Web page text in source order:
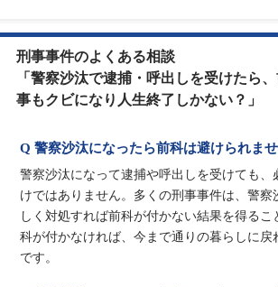
刑事事件のよくある相談
「警察沙汰で逮捕・呼出しを受けたら
事もクビになり人生終了しかない？」
Q 警察沙汰になったら前科は避けられま
警察沙汰になって逮捕や呼出しを受けても、
けではありません。多くの刑事事件は、警察
しく対処すれば前科が付かない結果を得るこ
科が付かなければ、今まで通りの暮らしに戻
です。